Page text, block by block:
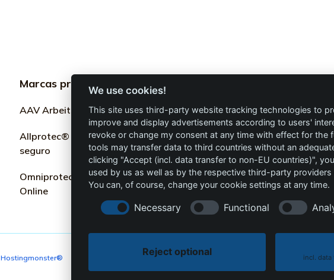
Marcas profesionales
AAV Arbeitsschutz GmbH
Allprotec® Solo trabaja
seguro
Omniprotect – Tienda
Online
Marketing
Términos y condiciones
Privacidad
Impresión
Hostingmonster® Política de
We use cookies!
This site uses third-party website tracking technologies to
improve and display advertisements according to users'
revoke or change my consent at any time with effect for the
tools may transfer data to third countries without an
clicking "Accept (incl. data transfer to non-EU countries)",
used by us as well as by the respective third-party
You can, of course, change your cookie settings at any time.
Necessary Functional
Reject optional incl.